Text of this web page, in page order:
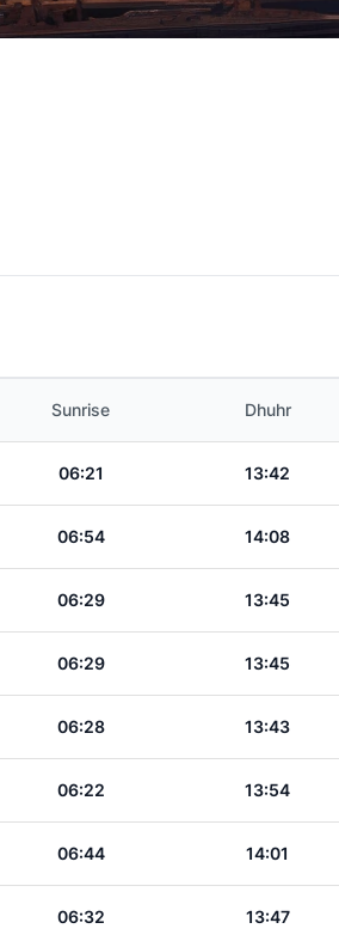
Sunrise Dhuhr
06:21 13:42
06:54 14:08
06:29 13:45
06:29 13:45
06:28 13:43
06:22 13:54
06:44 14:01
06:32 13:47